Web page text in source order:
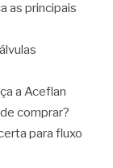
as principais
a Aceflan
comprar?
para fluxo